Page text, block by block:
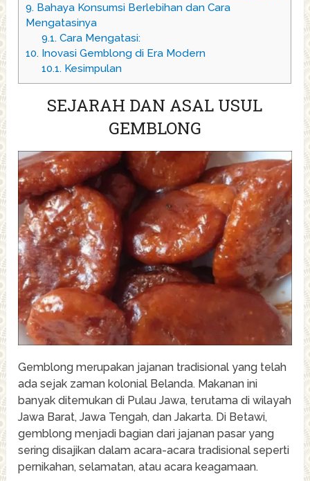
9. Bahaya Konsumsi Berlebihan dan Cara
Mengatasinya
9.1.Cara Mengatasi:
10. Inovasi Gemblong di Era Modern
10.1.Kesimpulan
SEJARAH DAN ASAL USUL
GEMBLONG
Gemblong merupakan jajanan tradisional yang telah
ada sejak zaman kolonial Belanda. Makanan ini
banyak ditemukan di Pulau Jawa, terutama di wilayah
Jawa Barat, Jawa Tengah, dan Jakarta. Di Betawi,
gemblong menjadi bagian dari jajanan pasar yang
sering disajikan dalam acara-acara tradisional seperti
pernikahan, selamatan, atau acara keagamaan.